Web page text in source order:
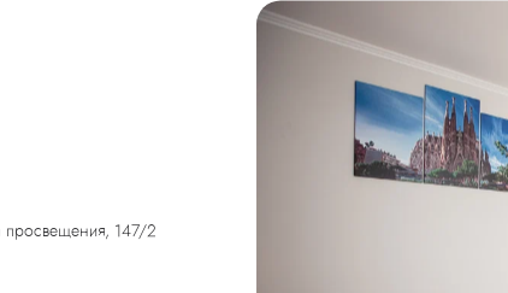
просвещения, 147/2